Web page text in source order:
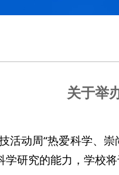
关于举
活动周“热爱科学、
学研究的能力，学校